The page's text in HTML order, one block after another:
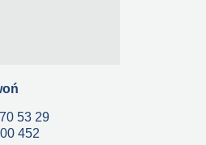
53 29
452